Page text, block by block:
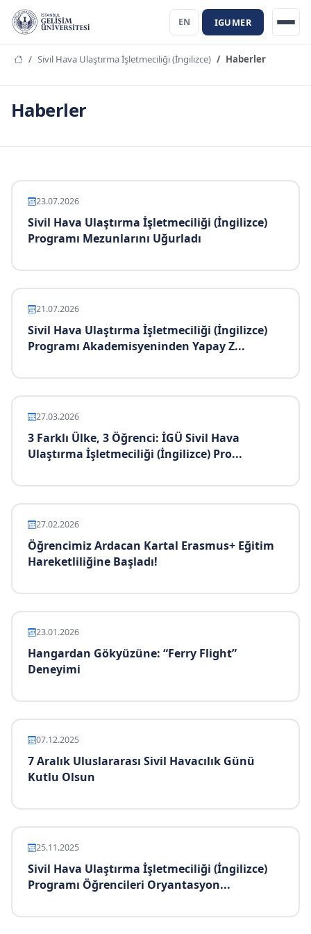
EN IGUMER
Sivil Hava Ulaştırma İşletmeciliği (İngilizce) Haberler
Haberler
23.07.2026
Sivil Hava Ulaştırma İşletmeciliği (İngilizce)
Programı Mezunlarını Uğurladı
21.07.2026
Sivil Hava Ulaştırma İşletmeciliği (İngilizce)
Programı Akademisyeninden Yapay Z...
27.03.2026
3 Farklı Ülke, 3 Öğrenci: İGÜ Sivil Hava
Ulaştırma İşletmeciliği (İngilizce) Pro...
27.02.2026
Öğrencimiz Ardacan Kartal Erasmus+ Eğitim
Hareketliliğine Başladı!
23.01.2026
Hangardan Gökyüzüne: “Ferry Flight”
Deneyimi
07.12.2025
7 Aralık Uluslararası Sivil Havacılık Günü
Kutlu Olsun
25.11.2025
Sivil Hava Ulaştırma İşletmeciliği (İngilizce)
Programı Öğrencileri Oryantasyon...